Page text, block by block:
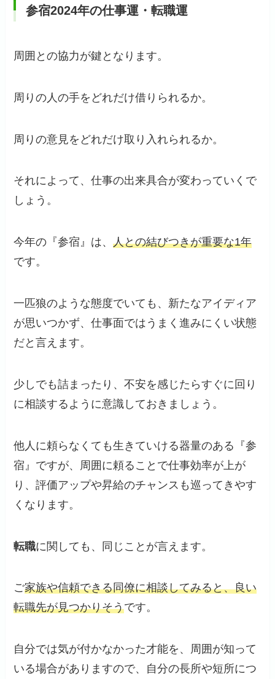
参宿2024年の仕事運・転職運
周囲との協力が鍵となります。
周りの人の手をどれだけ借りられるか。
周りの意見をどれだけ取り入れられるか。
それによって、仕事の出来具合が変わっていくで
しょう。
今年の『参宿』は、人との結びつきが重要な1年
です。
一匹狼のような態度でいても、新たなアイディア
が思いつかず、仕事面ではうまく進みにくい状態
だと言えます。
少しでも詰まったり、不安を感じたらすぐに回り
に相談するように意識しておきましょう。
他人に頼らなくても生きていける器量のある『参
宿』ですが、周囲に頼ることで仕事効率が上が
り、評価アップや昇給のチャンスも巡ってきやす
くなります。
転職に関しても、同じことが言えます。
ご家族や信頼できる同僚に相談してみると、良い
転職先が見つかりそうです。
自分では気が付かなかった才能を、周囲が知って
いる場合がありますので、自分の長所や短所につ